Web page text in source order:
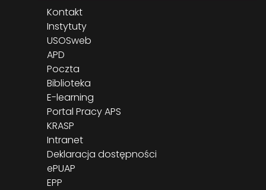
Kontakt
Instytuty
USOSweb
APD
Poczta
Biblioteka
E-learning
Portal Pracy APS
KRASP
Intranet
Deklaracja dostępności
ePUAP
EPP